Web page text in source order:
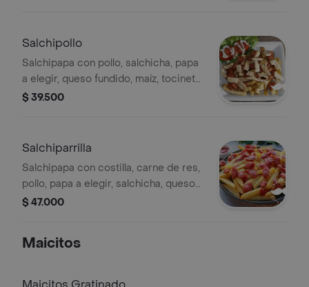
Salchipollo
Salchipapa con pollo, salchicha, papa
a elegir, queso fundido, maíz, tocineta,
ripio de papa, salsa de tomate y
$ 39.500
Salchiparrilla
Salchipapa con costilla, carne de res,
pollo, papa a elegir, salchicha, queso
fundido, maíz, tocineta, ripio de papa,
$ 47.000
Maicitos